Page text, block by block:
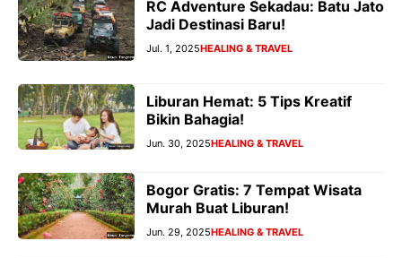
RC Adventure Sekadau: Batu Jato
Jadi Destinasi Baru!
Jul. 1, 2025HEALING & TRAVEL
Liburan Hemat: 5 Tips Kreatif
Bikin Bahagia!
Jun. 30, 2025HEALING & TRAVEL
Bogor Gratis: 7 Tempat Wisata
Murah Buat Liburan!
Jun. 29, 2025HEALING & TRAVEL